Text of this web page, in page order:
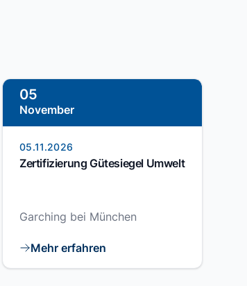
05
November
05.11.2026
Zertifizierung Gütesiegel Umwelt
Garching bei München
Mehr erfahren